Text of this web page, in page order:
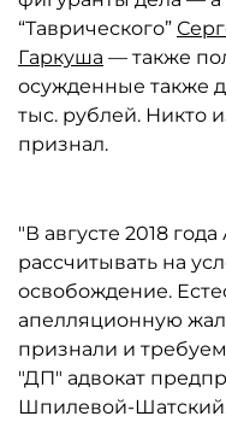
“Таврического”
Гаркуша — также
осужденные также
тыс. рублей. Никто
признал.
"В августе 2018
рассчитывать на
освобождение.
апелляционную
признали и
"ДП" адвокат
Шпилевой-